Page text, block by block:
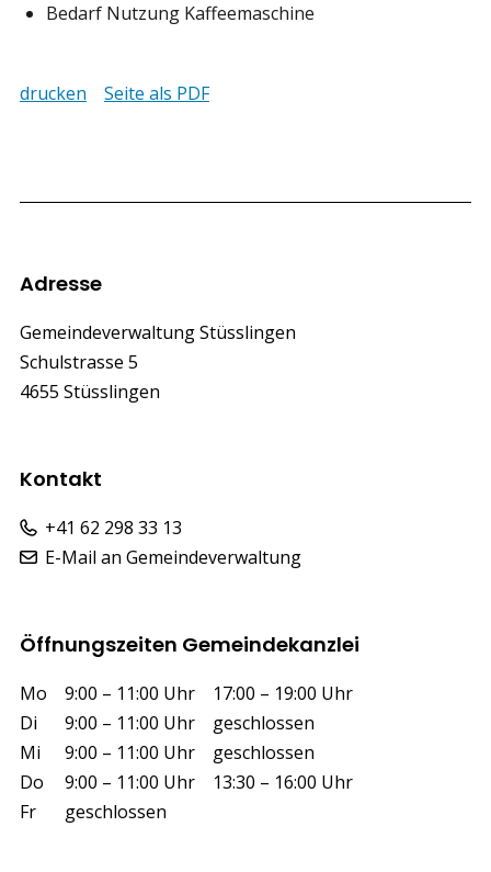
Bedarf Nutzung Kaffeemaschine
drucken Seite als PDF
Footer
Adresse
Gemeindeverwaltung Stüsslingen
Schulstrasse 5
4655 Stüsslingen
Kontakt
+41 62 298 33 13
E-Mail an Gemeindeverwaltung
Öffnungszeiten Gemeindekanzlei
Wochentag Vormittag Nachmittag
Mo 9:00 – 11:00 Uhr
17:00 – 19:00 Uhr
Di
9:00 – 11:00 Uhr
geschlossen
Mi
9:00 – 11:00 Uhr
geschlossen
Do
9:00 – 11:00 Uhr
13:30 – 16:00 Uhr
Fr
geschlossen